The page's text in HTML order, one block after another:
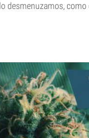
desmenuzamos,